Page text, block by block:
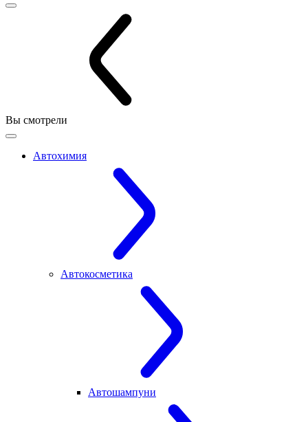
Вы смотрели
Автохимия
Автокосметика
Автошампуни